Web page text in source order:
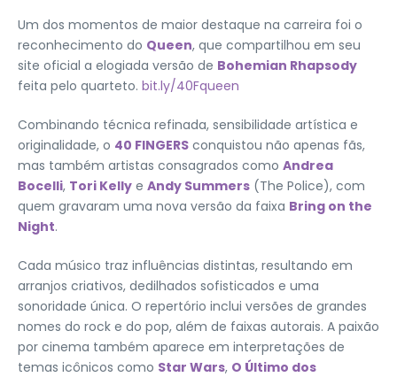
Um dos momentos de maior destaque na carreira foi o
reconhecimento do Queen, que compartilhou em seu
site oficial a elogiada versão de Bohemian Rhapsody
feita pelo quarteto. bit.ly/40Fqueen
Combinando técnica refinada, sensibilidade artística e
originalidade, o 40 FINGERS conquistou não apenas fãs,
mas também artistas consagrados como Andrea
Bocelli, Tori Kelly e Andy Summers (The Police), com
quem gravaram uma nova versão da faixa Bring on the
Night.
Cada músico traz influências distintas, resultando em
arranjos criativos, dedilhados sofisticados e uma
sonoridade única. O repertório inclui versões de grandes
nomes do rock e do pop, além de faixas autorais. A paixão
por cinema também aparece em interpretações de
temas icônicos como Star Wars, O Último dos